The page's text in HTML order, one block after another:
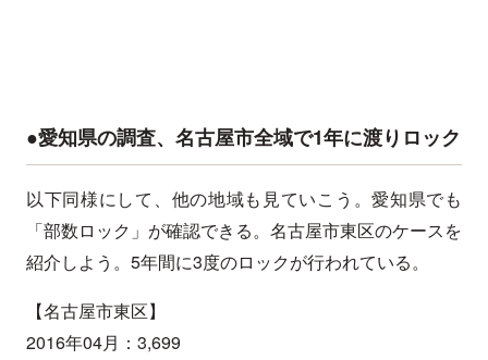
●愛知県の調査、名古屋市全域で1年に渡りロック
以下同様にして、他の地域も見ていこう。愛知県でも
「部数ロック」が確認できる。名古屋市東区のケースを
紹介しよう。5年間に3度のロックが行われている。
【名古屋市東区】
2016年04月：3,699